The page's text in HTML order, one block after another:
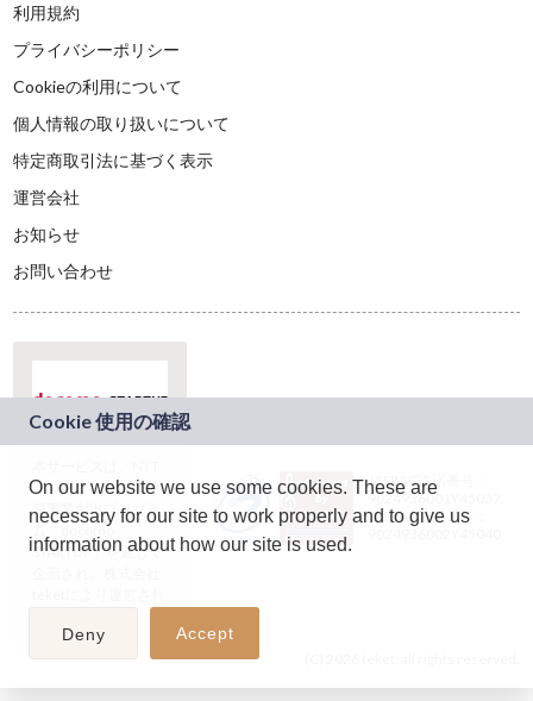
利用規約
プライバシーポリシー
Cookieの利用について
個人情報の取り扱いについて
特定商取引法に基づく表示
運営会社
お知らせ
お問い合わせ
ドコモグループの新
規事業創出プログラ
ム「docomo
STARTUP」を通じて
JASRAC許諾番号：
9024936001Y45037
JASRAC許諾番号：
On our website we use some cookies. These are
necessary for our site to work properly and to give us
information about how our site is used.
Deny Accept